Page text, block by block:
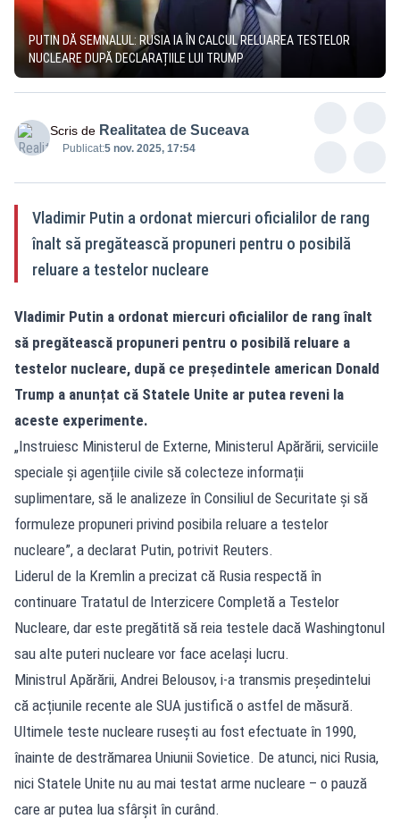
PUTIN DĂ SEMNALUL: RUSIA IA ÎN CALCUL RELUAREA TESTELOR
NUCLEARE DUPĂ DECLARAȚIILE LUI TRUMP
Scris de Realitatea de Suceava
Publicat:5 nov. 2025, 17:54
Vladimir Putin a ordonat miercuri oficialilor de rang
înalt să pregătească propuneri pentru o posibilă
reluare a testelor nucleare
Vladimir Putin a ordonat miercuri oficialilor de rang înalt
să pregătească propuneri pentru o posibilă reluare a
testelor nucleare, după ce președintele american Donald
Trump a anunțat că Statele Unite ar putea reveni la
aceste experimente.
„Instruiesc Ministerul de Externe, Ministerul Apărării, serviciile
speciale și agențiile civile să colecteze informații
suplimentare, să le analizeze în Consiliul de Securitate și să
formuleze propuneri privind posibila reluare a testelor
nucleare”, a declarat Putin, potrivit Reuters.
Liderul de la Kremlin a precizat că Rusia respectă în
continuare Tratatul de Interzicere Completă a Testelor
Nucleare, dar este pregătită să reia testele dacă Washingtonul
sau alte puteri nucleare vor face același lucru.
Ministrul Apărării, Andrei Belousov, i-a transmis președintelui
că acțiunile recente ale SUA justifică o astfel de măsură.
Ultimele teste nucleare rusești au fost efectuate în 1990,
înainte de destrămarea Uniunii Sovietice. De atunci, nici Rusia,
nici Statele Unite nu au mai testat arme nucleare – o pauză
care ar putea lua sfârșit în curând.